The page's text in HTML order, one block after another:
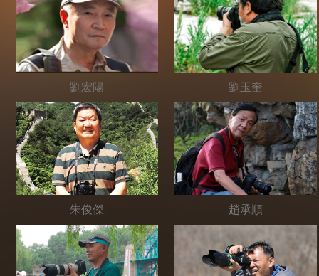
劉宏陽 劉玉奎
朱俊傑 趙承順